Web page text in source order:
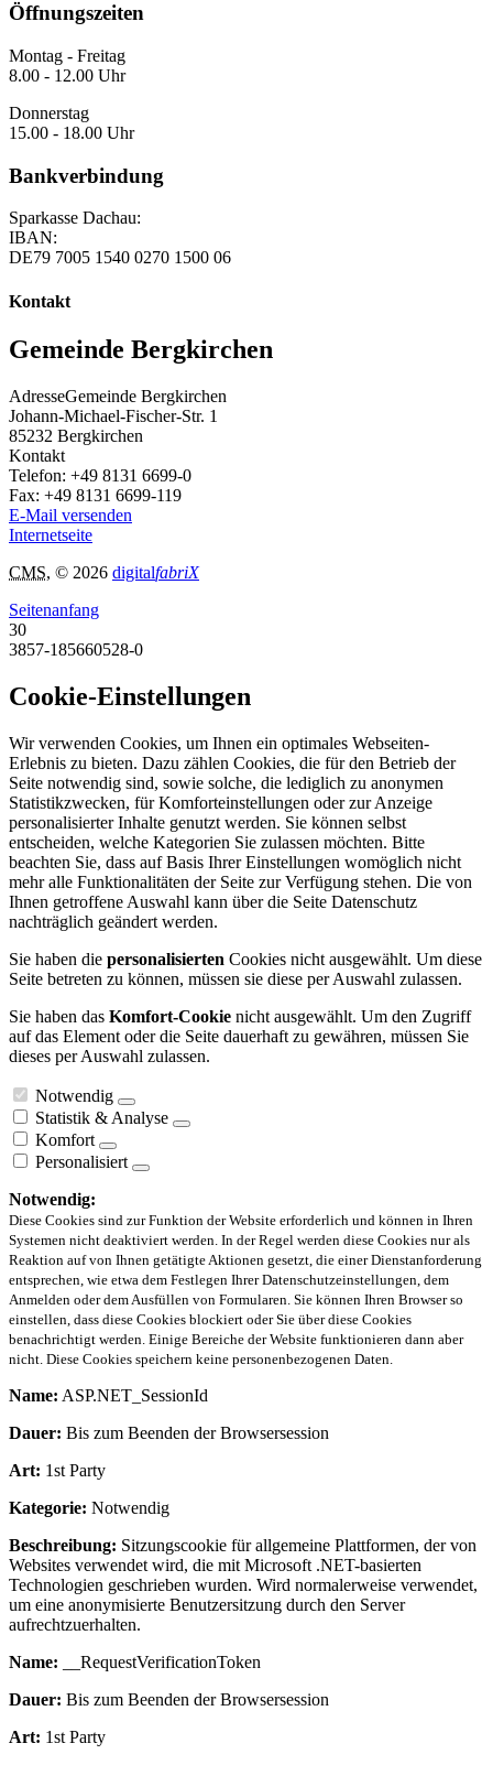
Öffnungszeiten
Montag - Freitag
8.00 - 12.00 Uhr
Donnerstag
15.00 - 18.00 Uhr
Bankverbindung
Sparkasse Dachau:
IBAN:
DE79 7005 1540 0270 1500 06
Kontakt
Gemeinde Bergkirchen
AdresseGemeinde Bergkirchen
Johann-Michael-Fischer-Str. 1
85232 Bergkirchen
Kontakt
Telefon: +49 8131 6699-0
Fax: +49 8131 6699-119
E-Mail versenden
Internetseite
CMS, © 2026 digitalfabriX
Seitenanfang
30
3857-185660528-0
Cookie-Einstellungen
Wir verwenden Cookies, um Ihnen ein optimales Webseiten-
Erlebnis zu bieten. Dazu zählen Cookies, die für den Betrieb der
Seite notwendig sind, sowie solche, die lediglich zu anonymen
Statistikzwecken, für Komforteinstellungen oder zur Anzeige
personalisierter Inhalte genutzt werden. Sie können selbst
entscheiden, welche Kategorien Sie zulassen möchten. Bitte
beachten Sie, dass auf Basis Ihrer Einstellungen womöglich nicht
mehr alle Funktionalitäten der Seite zur Verfügung stehen. Die von
Ihnen getroffene Auswahl kann über die Seite Datenschutz
nachträglich geändert werden.
Sie haben die personalisierten Cookies nicht ausgewählt. Um diese
Seite betreten zu können, müssen sie diese per Auswahl zulassen.
Sie haben das Komfort-Cookie nicht ausgewählt. Um den Zugriff
auf das Element oder die Seite dauerhaft zu gewähren, müssen Sie
dieses per Auswahl zulassen.
Notwendig
Statistik & Analyse
Komfort
Personalisiert
Notwendig:
Diese Cookies sind zur Funktion der Website erforderlich und können in Ihren
Systemen nicht deaktiviert werden. In der Regel werden diese Cookies nur als
Reaktion auf von Ihnen getätigte Aktionen gesetzt, die einer Dienstanforderung
entsprechen, wie etwa dem Festlegen Ihrer Datenschutzeinstellungen, dem
Anmelden oder dem Ausfüllen von Formularen. Sie können Ihren Browser so
einstellen, dass diese Cookies blockiert oder Sie über diese Cookies
benachrichtigt werden. Einige Bereiche der Website funktionieren dann aber
nicht. Diese Cookies speichern keine personenbezogenen Daten.
Name: ASP.NET_SessionId
Dauer: Bis zum Beenden der Browsersession
Art: 1st Party
Kategorie: Notwendig
Beschreibung: Sitzungscookie für allgemeine Plattformen, der von
Websites verwendet wird, die mit Microsoft .NET-basierten
Technologien geschrieben wurden. Wird normalerweise verwendet,
um eine anonymisierte Benutzersitzung durch den Server
aufrechtzuerhalten.
Name: __RequestVerificationToken
Dauer: Bis zum Beenden der Browsersession
Art: 1st Party